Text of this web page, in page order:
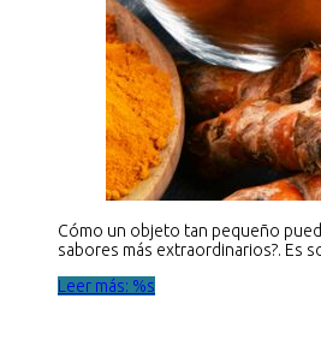
Cómo un objeto tan pequeño
sabores más extraordinarios?. Es
Leer más: %s